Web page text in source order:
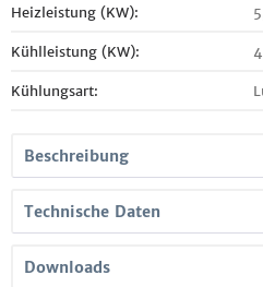
Heizleistung (KW):
Kühlleistung (KW):
Kühlungsart:
Beschreibung
Technische Daten
Downloads